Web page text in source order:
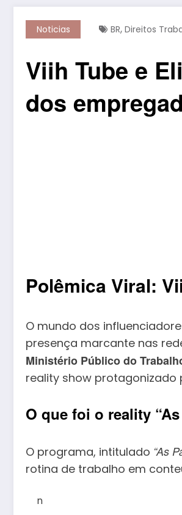
Noticias BR, Direitos
Viih Tube e
dos
Polêmica Viral:
O mundo dos
presença marcante nas
Ministério Público do
reality show
O que foi o reality
O programa, intitulado “As
rotina de trabalho em
n